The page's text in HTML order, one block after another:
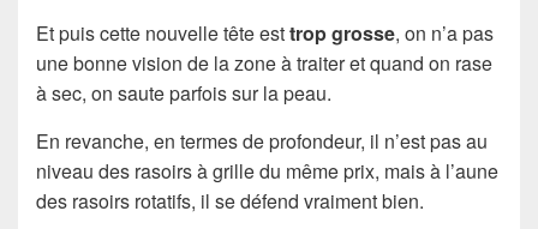
Et puis cette nouvelle tête esttrop grosse, on n’a pas
une bonne vision de la zone à traiter et quand on rase
à sec, on saute parfois sur la peau.
En revanche, en termes de profondeur, il n’est pas au
niveau des rasoirs à grille du même prix, mais à l’aune
des rasoirs rotatifs, il se défend vraiment bien.